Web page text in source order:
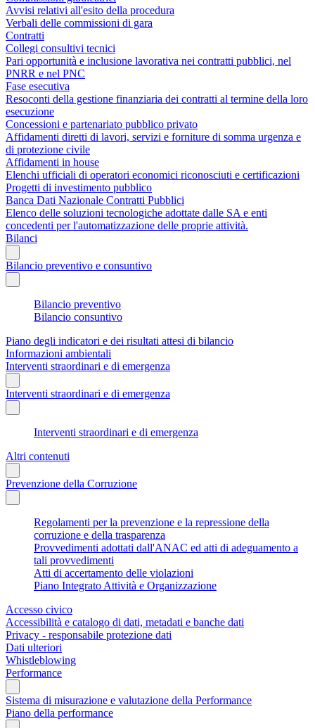
Avvisi relativi all'esito della procedura
Verbali delle commissioni di gara
Contratti
Collegi consultivi tecnici
Pari opportunità e inclusione lavorativa nei contratti pubblici, nel
PNRR e nel PNC
Fase esecutiva
Resoconti della gestione finanziaria dei contratti al termine della loro
esecuzione
Concessioni e partenariato pubblico privato
Affidamenti diretti di lavori, servizi e forniture di somma urgenza e
di protezione civile
Affidamenti in house
Elenchi ufficiali di operatori economici riconosciuti e certificazioni
Progetti di investimento pubblico
Banca Dati Nazionale Contratti Pubblici
Elenco delle soluzioni tecnologiche adottate dalle SA e enti
concedenti per l'automatizzazione delle proprie attività.
Bilanci
Bilancio preventivo e consuntivo
Bilancio preventivo
Bilancio consuntivo
Piano degli indicatori e dei risultati attesi di bilancio
Informazioni ambientali
Interventi straordinari e di emergenza
Interventi straordinari e di emergenza
Interventi straordinari e di emergenza
Altri contenuti
Prevenzione della Corruzione
Regolamenti per la prevenzione e la repressione della
corruzione e della trasparenza
Provvedimenti adottati dall'ANAC ed atti di adeguamento a
tali provvedimenti
Atti di accertamento delle violazioni
Piano Integrato Attività e Organizzazione
Accesso civico
Accessibilità e catalogo di dati, metadati e banche dati
Privacy - responsabile protezione dati
Dati ulteriori
Whistleblowing
Performance
Sistema di misurazione e valutazione della Performance
Piano della performance